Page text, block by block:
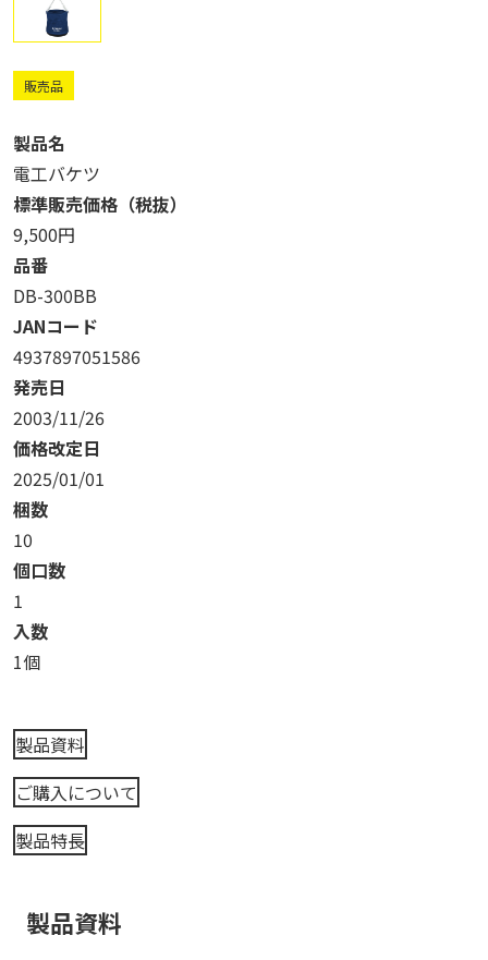
販売品
製品名
電工バケツ
標準販売価格（税抜）
9,500円
品番
DB-300BB
JANコード
4937897051586
発売日
2003/11/26
価格改定日
2025/01/01
梱数
10
個口数
1
入数
1個
製品資料
ご購入について
製品特長
製品資料